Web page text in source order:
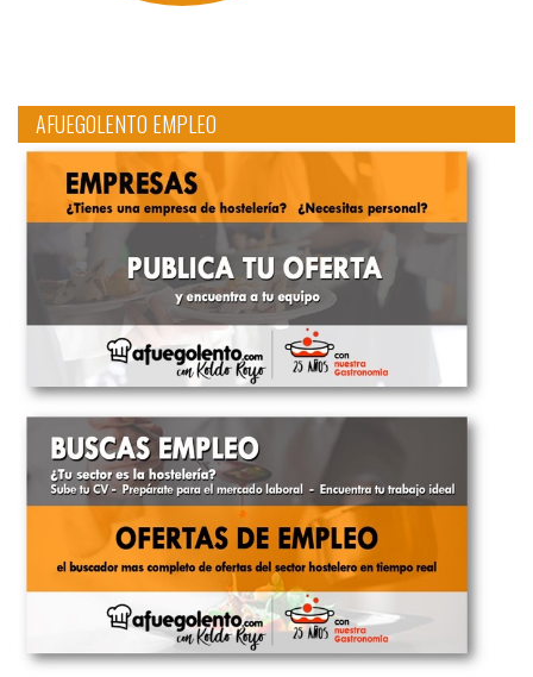
AFUEGOLENTO EMPLEO